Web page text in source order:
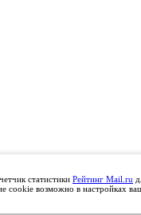
статистики Рейтинг Mail.ru
cookie возможно в настройках